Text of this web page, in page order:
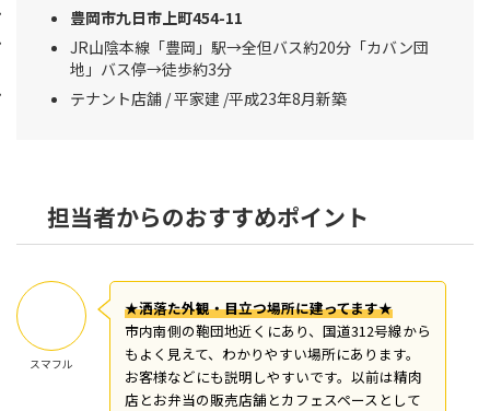
豊岡市九日市上町454-11
JR山陰本線「豊岡」駅→全但バス約20分「カバン団
地」バス停→徒歩約3分
テナント店舗 / 平家建 /平成23年8月新築
担当者からのおすすめポイント
スマフル
★洒落た外観・目立つ場所に建ってます★
市内南側の鞄団地近くにあり、国道312号線から
もよく見えて、わかりやすい場所にあります。
お客様などにも説明しやすいです。以前は精肉
店とお弁当の販売店舗とカフェスペースとして